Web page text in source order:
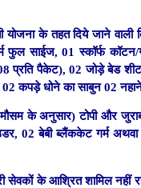
योजना के तहत दिये जाने
साईज, 01 स्कॉर्फ कॉटन/
प्रति पैकेट), 02 जोड़े बेड
कपड़े धोने का साबुन 02 नहाने
के अनुसार) टोपी और
02 बेबी ब्लैंककेट गर्म
के आश्रित शामिल नहीं